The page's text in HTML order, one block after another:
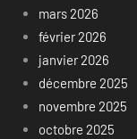
mars 2026
février 2026
janvier 2026
décembre 2025
novembre 2025
octobre 2025